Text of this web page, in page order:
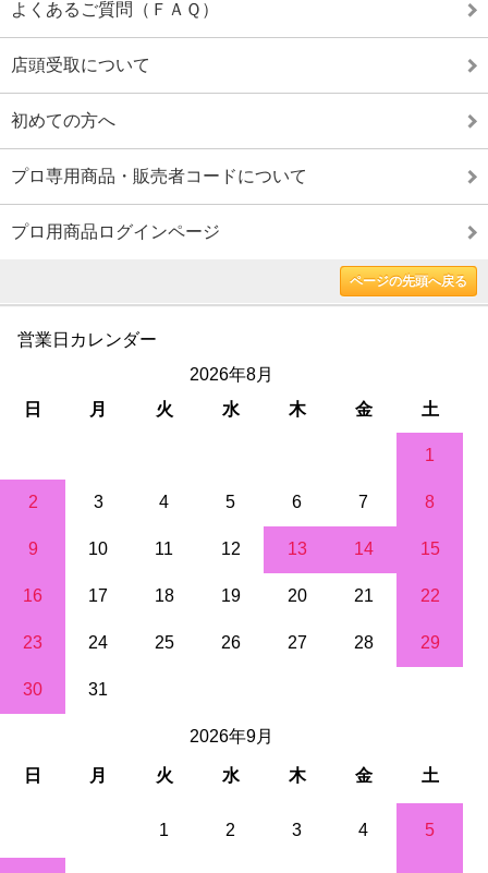
よくあるご質問（ＦＡＱ）
店頭受取について
初めての方へ
プロ専用商品・販売者コードについて
プロ用商品ログインページ
ページの先頭へ戻る
営業日カレンダー
2026年8月
日
月 火 水 木 金 土
1
2 3 4 5 6 7 8
9 10 11 12 13 14 15
16 17 18 19 20 21 22
23 24 25 26 27 28 29
30 31
2026年9月
日 月 火 水 木 金 土
1 2 3 4 5